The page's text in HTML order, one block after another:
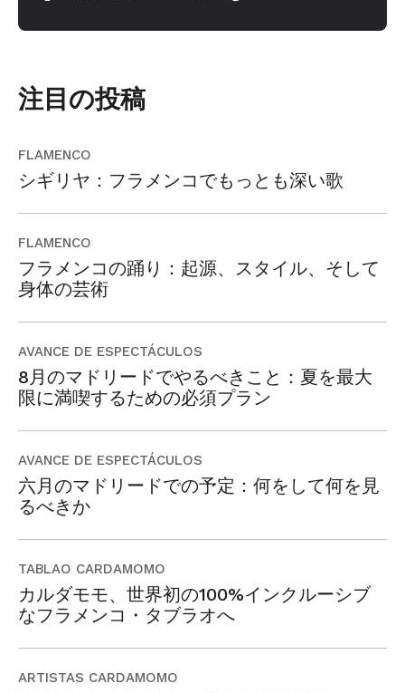
注目の投稿
FLAMENCO
シギリヤ：フラメンコでもっとも深い歌
FLAMENCO
フラメンコの踊り：起源、スタイル、そして
身体の芸術
AVANCE DE ESPECTÁCULOS
8月のマドリードでやるべきこと：夏を最大
限に満喫するための必須プラン
AVANCE DE ESPECTÁCULOS
六月のマドリードでの予定：何をして何を見
るべきか
TABLAO CARDAMOMO
カルダモモ、世界初の100%インクルーシブ
なフラメンコ・タブラオへ
ARTISTAS CARDAMOMO